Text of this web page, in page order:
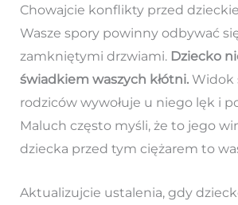
Chowajcie konflikty przed
Wasze spory powinny odbywać
zamkniętymi drzwiami. Dziecko
świadkiem waszych kłótni.Widok
rodziców wywołuje u niego lęk i
Maluch często myśli, że to jego
dziecka przed tym ciężarem to
Aktualizujcie ustalenia, gdy